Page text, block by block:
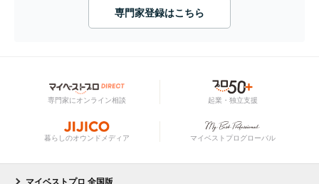
専門家登録はこちら
専門家にオンライン相談 起業・独立支援
暮らしのオウンドメディア マイベストプログローバル